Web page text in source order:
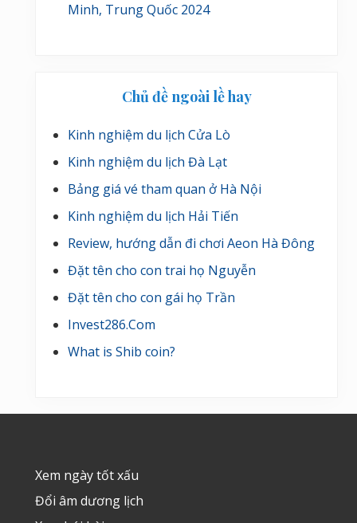
Minh, Trung Quốc 2024
Chủ đề ngoài lề hay
Kinh nghiệm du lịch Cửa Lò
Kinh nghiệm du lịch Đà Lạt
Bảng giá vé tham quan ở Hà Nội
Kinh nghiệm du lịch Hải Tiến
Review, hướng dẫn đi chơi Aeon Hà Đông
Đặt tên cho con trai họ Nguyễn
Đặt tên cho con gái họ Trần
Invest286.Com
What is Shib coin?
Xem ngày tốt xấu
Đổi âm dương lịch